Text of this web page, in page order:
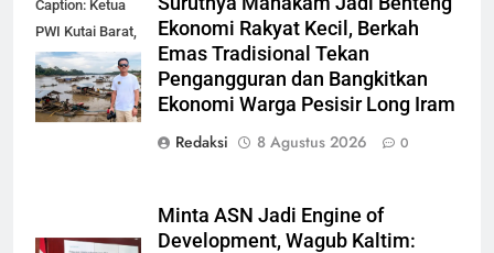
Caption: Ketua
PWI Kutai Barat,
Alfian Nur (dok-
smk)
Ekonomi Rakyat Kecil, Berkah
Emas Tradisional Tekan
Pengangguran dan Bangkitkan
Ekonomi Warga Pesisir Long Iram
Redaksi
8 Agustus 2026 0
Minta ASN Jadi Engine of
Development, Wagub Kaltim: